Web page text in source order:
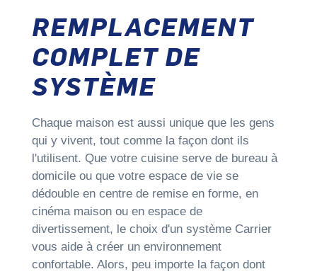
REMPLACEMENT
COMPLET DE
SYSTÈME
Chaque maison est aussi unique que les gens
qui y vivent, tout comme la façon dont ils
l'utilisent. Que votre cuisine serve de bureau à
domicile ou que votre espace de vie se
dédouble en centre de remise en forme, en
cinéma maison ou en espace de
divertissement, le choix d'un système Carrier
vous aide à créer un environnement
confortable. Alors, peu importe la façon dont